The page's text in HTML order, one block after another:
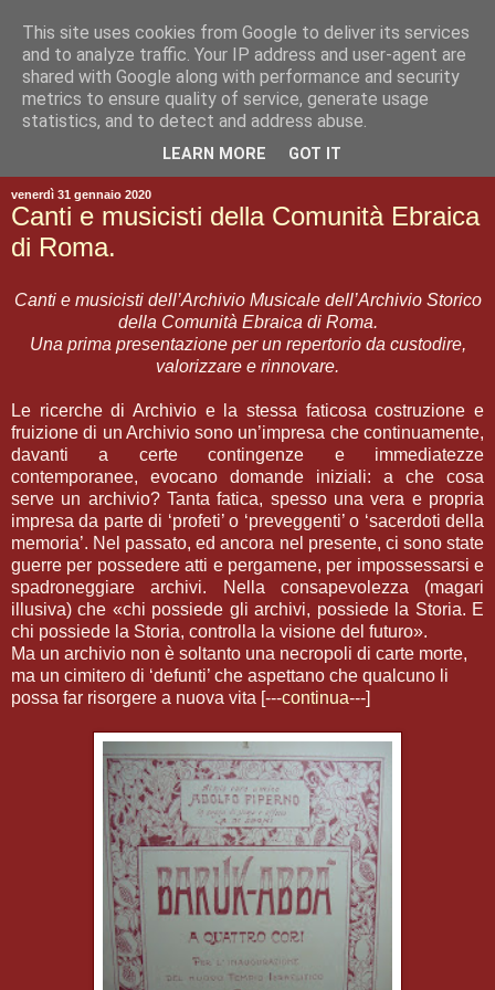
venerdì 31 gennaio 2020
Canti e musicisti della Comunità Ebraica
di Roma.
Canti e musicisti dell’Archivio Musicale dell’Archivio Storico
della Comunità Ebraica di Roma.
Una prima presentazione per un repertorio da custodire,
valorizzare e rinnovare.
Le ricerche di Archivio e la stessa faticosa costruzione e
fruizione di un Archivio sono un’impresa che continuamente,
davanti a certe contingenze e immediatezze
contemporanee, evocano domande iniziali: a che cosa
serve un archivio? Tanta fatica, spesso una vera e propria
impresa da parte di ‘profeti’ o ‘preveggenti’ o ‘sacerdoti della
memoria’. Nel passato, ed ancora nel presente, ci sono state
guerre per possedere atti e pergamene, per impossessarsi e
spadroneggiare archivi. Nella consapevolezza (magari
illusiva) che «chi possiede gli archivi, possiede la Storia. E
chi possiede la Storia, controlla la visione del futuro».
Ma un archivio non è soltanto una necropoli di carte morte,
ma un cimitero di ‘defunti’ che aspettano che qualcuno li
possa far risorgere a nuova vita [---continua---]
This site uses cookies from Google to deliver its services
and to analyze traffic. Your IP address and user-agent are
shared with Google along with performance and security
metrics to ensure quality of service, generate usage
statistics, and to detect and address abuse.
LEARN MORE GOT IT